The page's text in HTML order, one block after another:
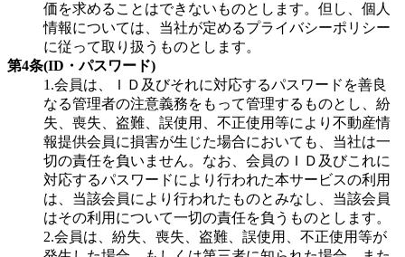
価を求めることはできないものとします。但し、個人
情報については、当社が定めるプライバシーポリシー
に従って取り扱うものとします。
第4条(ID・パスワード)
1.会員は、ＩＤ及びそれに対応するパスワードを善良
なる管理者の注意義務をもって管理するものとし、紛
失、喪失、盗難、誤使用、不正使用等により不動産情
報提供会員に損害が生じた場合においても、当社は一
切の責任を負いません。なお、会員のＩＤ及びこれに
対応するパスワードにより行われた本サービスの利用
は、当該会員により行われたものとみなし、当該会員
はその利用について一切の責任を負うものとします。
2.会員は、紛失、喪失、盗難、誤使用、不正使用等が